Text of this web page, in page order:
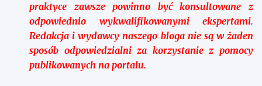
praktyce zawsze powinno być konsultowane z
odpowiednio wykwalifikowanymi ekspertami.
Redakcja i wydawcy naszego bloga nie są w żaden
sposób odpowiedzialni za korzystanie z pomocy
publikowanych na portalu.